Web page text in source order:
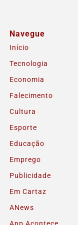
Navegue
Início
Tecnologia
Economia
Falecimento
Cultura
Esporte
Educação
Emprego
Publicidade
Em Cartaz
ANews